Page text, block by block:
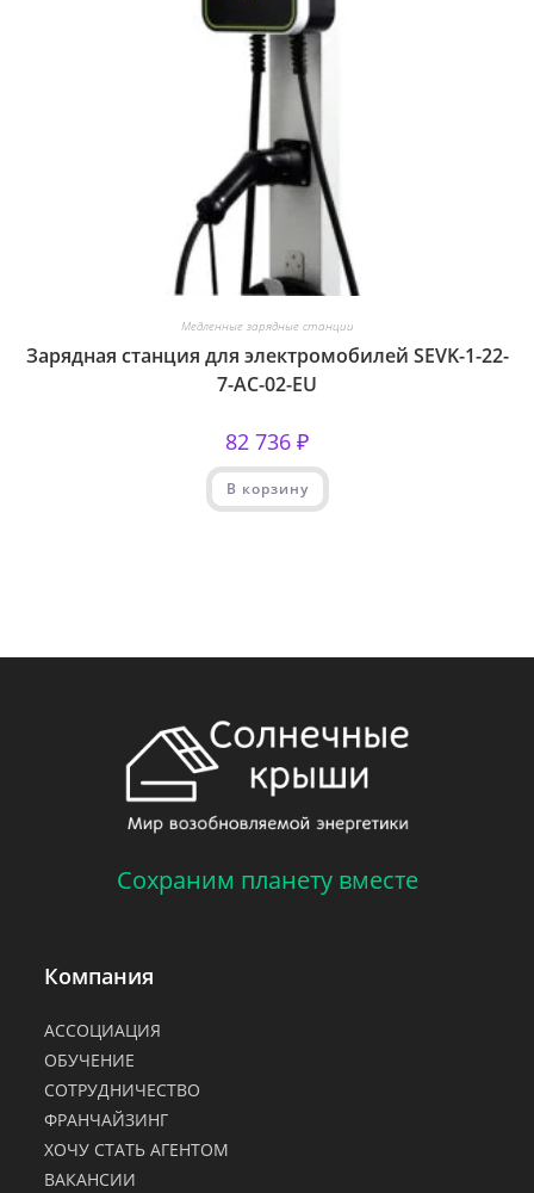
Медленные зарядные станции
Зарядная станция для электромобилей SEVK-1-22-
7-AC-02-EU
82 736 ₽
В корзину
Сохраним планету вместе
Компания
АССОЦИАЦИЯ
ОБУЧЕНИЕ
СОТРУДНИЧЕСТВО
ФРАНЧАЙЗИНГ
ХОЧУ СТАТЬ АГЕНТОМ
ВАКАНСИИ